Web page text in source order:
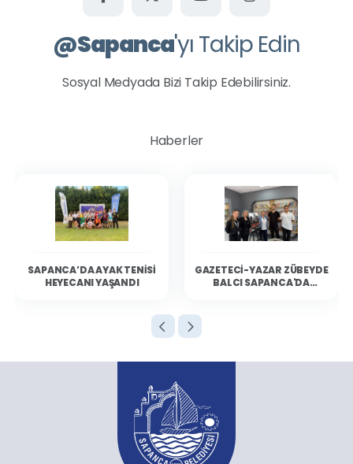
Şükriye Mahallesi
@Sapanca'yı Takip Edin
Sosyal Medyada Bizi Takip Edebilirsiniz.
Haberler
SAPANCA’DA AYAK TENISI
HEYECANI YAŞANDI
GAZETECI-YAZAR ZÜBEYDE
BALCI SAPANCA'DA